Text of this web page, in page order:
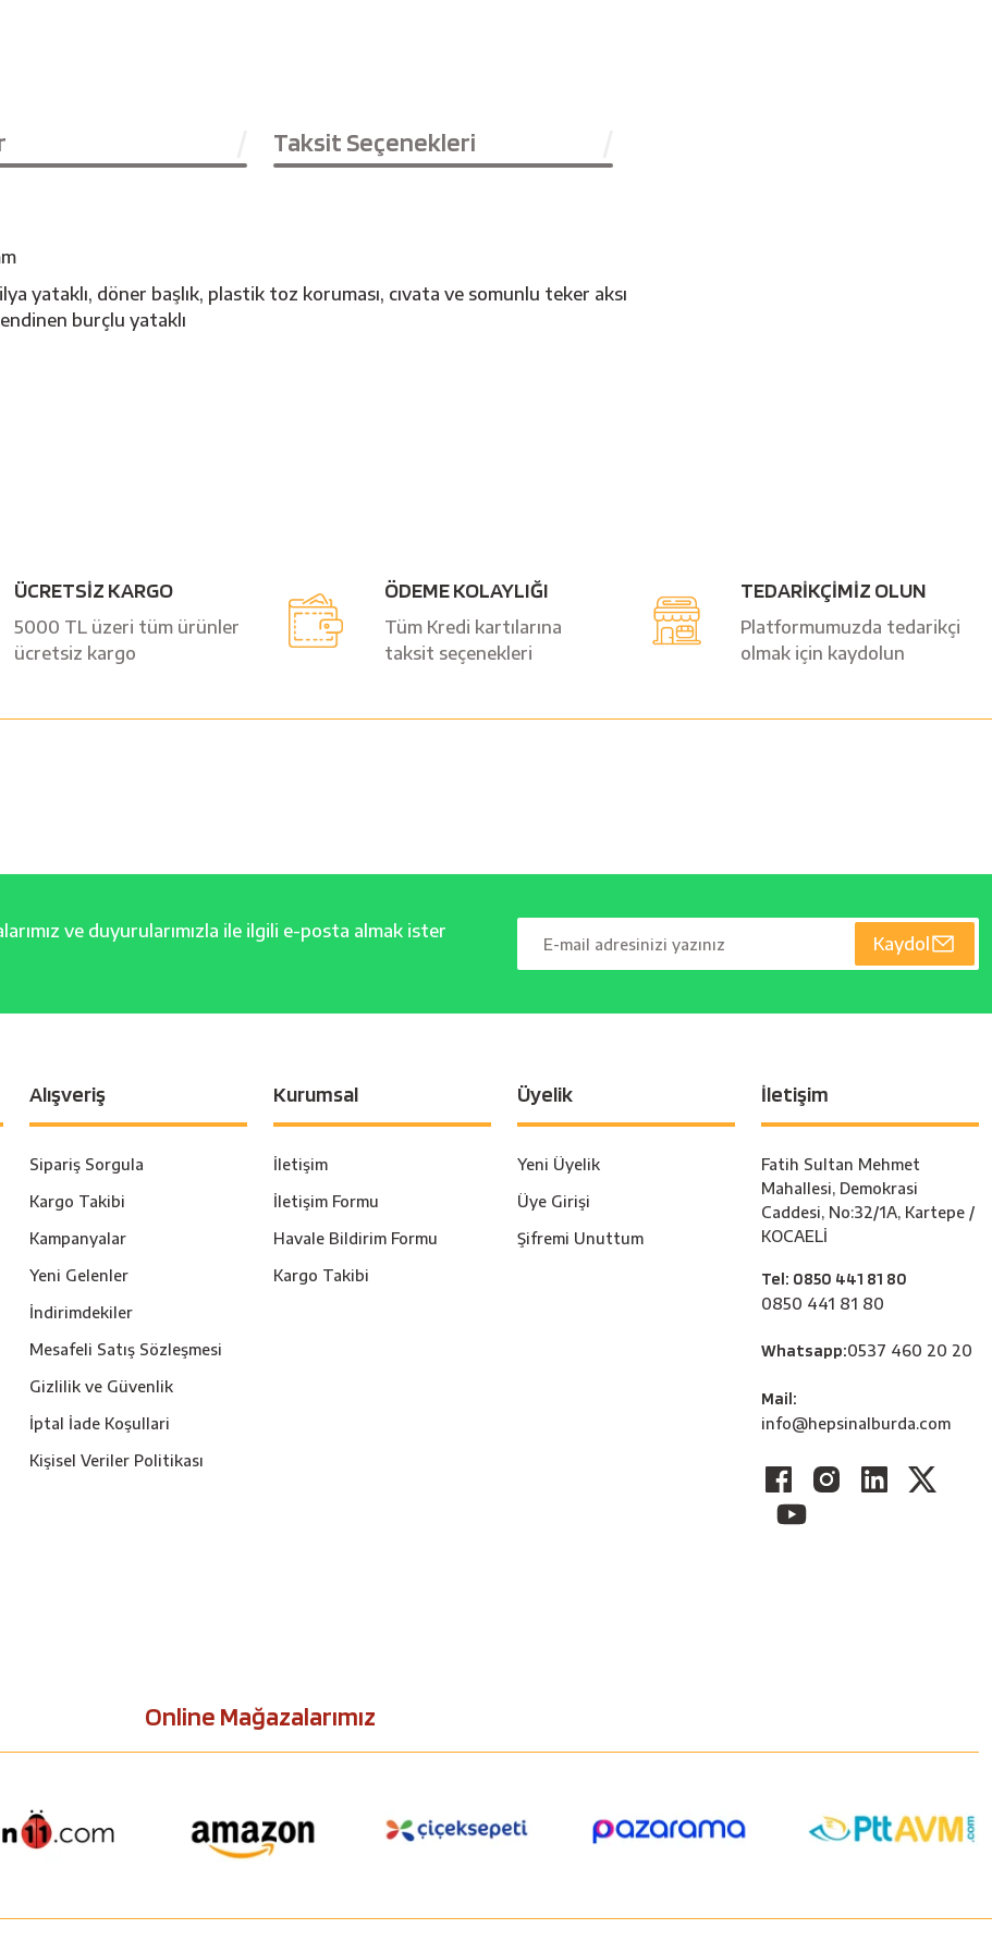
Taksit Seçenekleri
yataklı, döner başlık, plastik toz koruması, cıvata ve somunlu teker aksı
burçlu yataklı
Yorum Yaz
ÜCRETSİZ KARGO
5000 TL üzeri tüm ürünler
ücretsiz kargo
ÖDEME KOLAYLIĞI
Tüm Kredi kartılarına
taksit seçenekleri
TEDARİKÇİMİZ OLUN
Platformumuzda tedarikçi
olmak için kaydolun
ve duyurularımızla ile ilgili e-posta almak ister
Kaydol
Alışveriş
Sipariş Sorgula
Kargo Takibi
Kampanyalar
Yeni Gelenler
İndirimdekiler
Mesafeli Satış Sözleşmesi
Gizlilik ve Güvenlik
İptal İade Koşullari
Kişisel Veriler Politikası
Kurumsal
İletişim
İletişim Formu
Havale Bildirim Formu
Kargo Takibi
Üyelik
Yeni Üyelik
Üye Girişi
Şifremi Unuttum
İletişim
Fatih Sultan Mehmet
Mahallesi, Demokrasi
Caddesi, No:32/1A, Kartepe /
KOCAELİ
Tel: 0850 441 81 80
0850 441 81 80
Whatsapp:0537 460 20 20
Mail:
info@hepsinalburda.com
Online Mağazalarımız